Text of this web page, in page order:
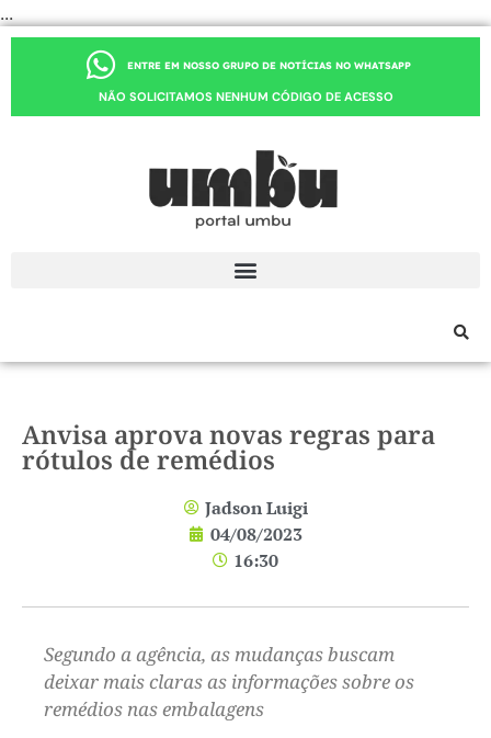
...
ENTRE EM NOSSO GRUPO DE NOTÍCIAS NO WHATSAPP
NÃO SOLICITAMOS NENHUM CÓDIGO DE ACESSO
Anvisa aprova novas regras para
rótulos de remédios
Jadson Luigi
04/08/2023
16:30
Segundo a agência, as mudanças buscam
deixar mais claras as informações sobre os
remédios nas embalagens